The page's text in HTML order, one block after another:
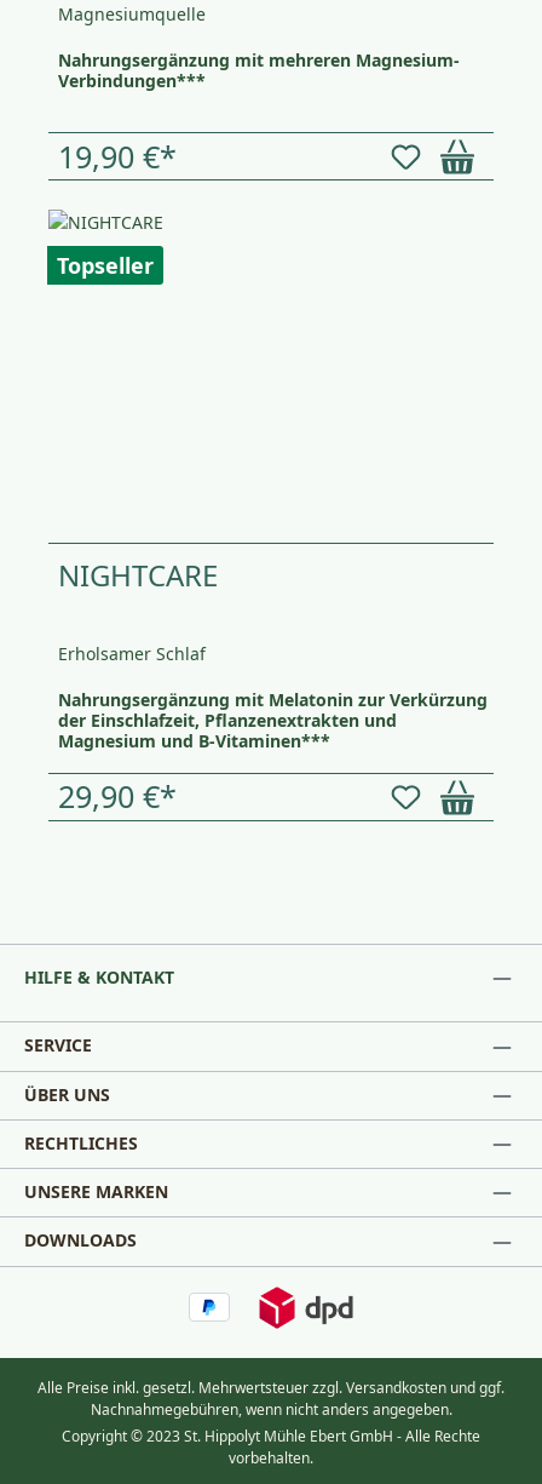
Magnesiumquelle
Nahrungsergänzung mit mehreren Magnesium-
Verbindungen***
19,90 €*
Topseller
NIGHTCARE
Erholsamer Schlaf
Nahrungsergänzung mit Melatonin zur Verkürzung
der Einschlafzeit, Pflanzenextrakten und
Magnesium und B-Vitaminen***
29,90 €*
HILFE & KONTAKT
SERVICE
ÜBER UNS
RECHTLICHES
UNSERE MARKEN
DOWNLOADS
Alle Preise inkl. gesetzl. Mehrwertsteuer zzgl.Versandkosten und ggf.
Nachnahmegebühren, wenn nicht anders angegeben.
Copyright © 2023 St. Hippolyt Mühle Ebert GmbH - Alle Rechte
vorbehalten.